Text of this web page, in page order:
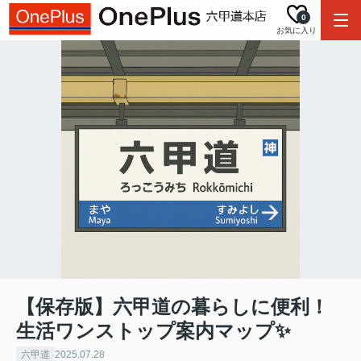
お気に入り
0
【保存版】六甲道の暮らしに便利！
生活ワンストップ案内マップ✨
六甲道 2025.07.28